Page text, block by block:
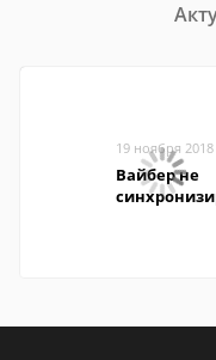
19 ноября 2018
Вайбер не